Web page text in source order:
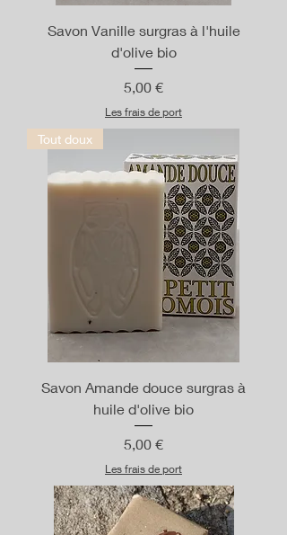
Savon Vanille surgras à l'huile
d'olive bio
Prix
5,00 €
Les frais de port
Tout doux
Savon Amande douce surgras à
huile d'olive bio
Prix
5,00 €
Les frais de port